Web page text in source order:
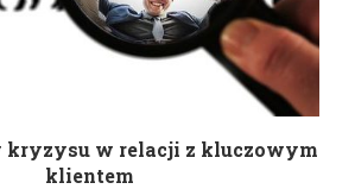
kryzysu w relacji z kluczowym
klientem